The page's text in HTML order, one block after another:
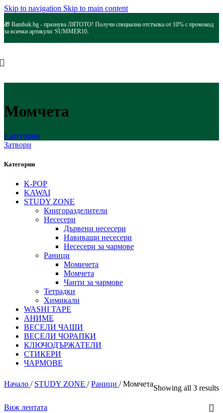
Skip to navigation Skip to main content
🎁 Bambuk.bg - празнува ЛЯТОТО! Получи специална отстъпка от 10% с промокод
за всички артикули: SUMMER10.
Момчета
Категории
Затвори
Категории
K-POP
KAWAI
STUDY ZONE
Книгоразделители
Несесери
Дървени несесери
Навиващи несесери
Несесери за чармове
Раници
Момичета
Момчета
Чанти за чармове
Тетрадки
Химикали
WASHI TAPE
АНИМЕ
ВЕСЕЛИ ЧАШИ
ВЕСЕЛИ ЧОРАПКИ
КЛЮЧОДЪРЖАТЕЛИ
СТИКЕРИ
ЧАРМОВЕ
Начало / STUDY ZONE / Раници / МомчетаShowing all 3 results
Виж лентата